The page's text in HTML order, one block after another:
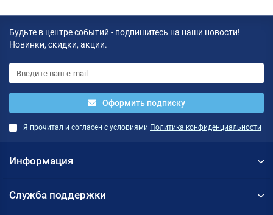
Будьте в центре событий - подпишитесь на наши новости!
Новинки, скидки, акции.
Оформить подписку
Я прочитал и согласен с условиями Политика конфиденциальности
Информация
Служба поддержки